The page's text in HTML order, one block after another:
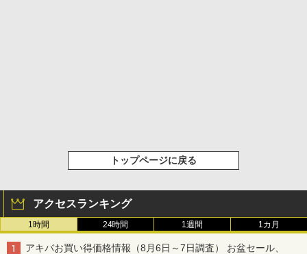
トップページに戻る
アクセスランキング
1時間 24時間 1週間 1カ月
アキバお買い得価格情報（8月6日～7日調査） お盆セール、